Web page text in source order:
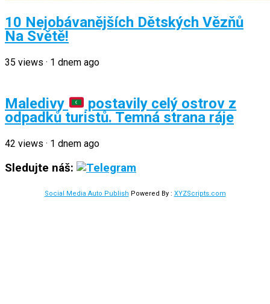
10 Nejobávanějších Dětských Vězňů
Na Světě!
35 views · 1 dnem ago
Maledivy
postavily celý ostrov z
odpadků turistů. Temná strana ráje
42 views · 1 dnem ago
Sledujte náš:
Social Media Auto Publish Powered By : XYZScripts.com